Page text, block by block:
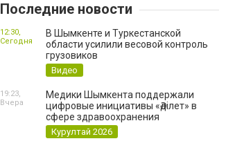
Последние новости
В Шымкенте и Туркестанской
области усилили весовой контроль
грузовиков
Видео
12:30,
Сегодня
Медики Шымкента поддержали
цифровые инициативы «Әділет» в
сфере здравоохранения
Курултай 2026
19:23,
Вчера